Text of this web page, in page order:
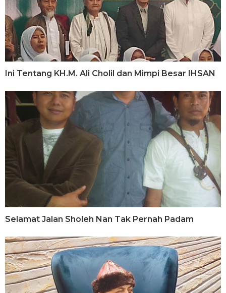
Ini Tentang KH.M. Ali Cholil dan Mimpi Besar IHSAN
Selamat Jalan Sholeh Nan Tak Pernah Padam